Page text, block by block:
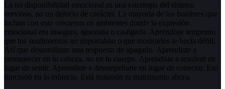
La no disponibilidad emocional es una estrategia del sistema
nervioso, no un defecto de carácter. La mayoría de los hombres que
luchan con esto crecieron en ambientes donde la expresión
emocional era insegura, ignorada o castigada. Aprendiste temprano
que tus sentimientos no importaban o que mostrarlos te hacía débil.
Así que desarrollaste una respuesta de apagado. Aprendiste a
permanecer en tu cabeza, no en tu cuerpo. Aprendiste a resolver en
lugar de sentir. Aprendiste a desempeñarte en lugar de conectar. Eso
funcionó en la infancia. Está matando tu matrimonio ahora.